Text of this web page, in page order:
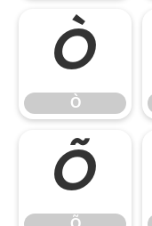
Ò
Ò
Õ